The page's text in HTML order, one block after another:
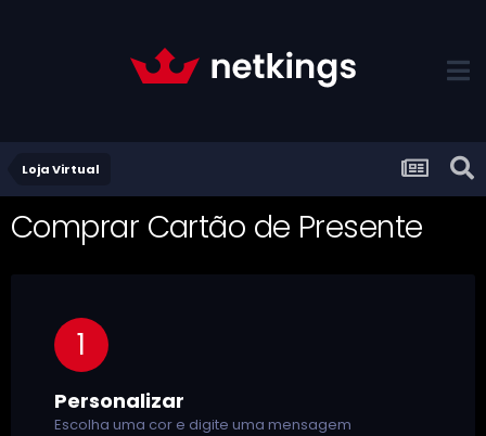
Loja Virtual
Comprar Cartão de Presente
1
Personalizar
Escolha uma cor e digite uma mensagem